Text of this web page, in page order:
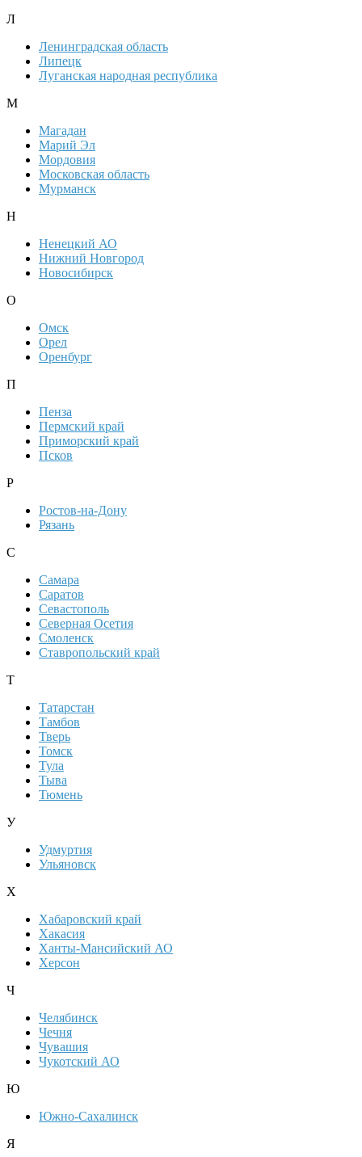
Л
Ленинградская область
Липецк
Луганская народная республика
М
Магадан
Марий Эл
Мордовия
Московская область
Мурманск
Н
Ненецкий АО
Нижний Новгород
Новосибирск
О
Омск
Орел
Оренбург
П
Пенза
Пермский край
Приморский край
Псков
Р
Ростов-на-Дону
Рязань
С
Самара
Саратов
Севастополь
Северная Осетия
Смоленск
Ставропольский край
Т
Татарстан
Тамбов
Тверь
Томск
Тула
Тыва
Тюмень
У
Удмуртия
Ульяновск
Х
Хабаровский край
Хакасия
Ханты-Мансийский АО
Херсон
Ч
Челябинск
Чечня
Чувашия
Чукотский АО
Ю
Южно-Сахалинск
Я